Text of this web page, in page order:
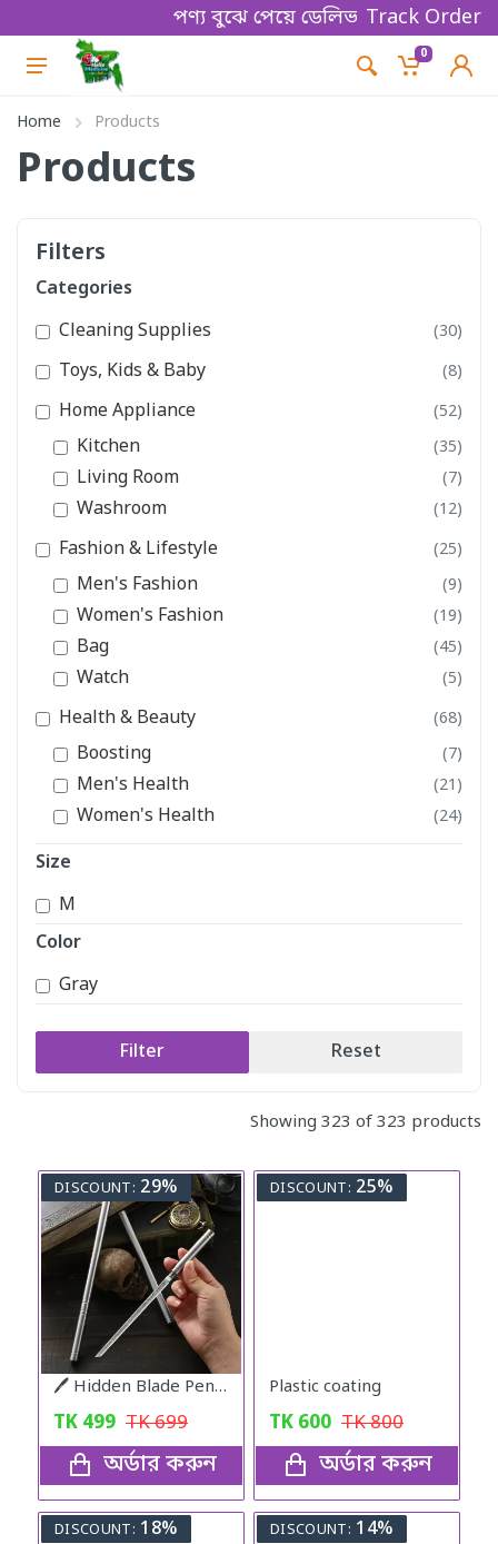
পণ্য বুঝে পেয়ে ডেলিভারি ম্যানকে পেমেন্ট
Track Order
0
Home Products
Products
Filters
Categories
Cleaning Supplies
(30)
Toys, Kids & Baby (8)
Home Appliance (52)
Kitchen (35)
Living Room (7)
Washroom (12)
Fashion & Lifestyle (25)
Men's Fashion (9)
Women's Fashion (19)
Bag (45)
Watch (5)
Health & Beauty (68)
Boosting (7)
Men's Health (21)
Women's Health (24)
Size
M
Color
Gray
Filter Reset
Showing 323 of 323 products
DISCOUNT: 29%
🖊️ Hidden Blade Pen – Self Defense Tactical Tool
TK 499 TK699
অর্ডার করুন
DISCOUNT: 25%
Plastic coating
TK 600 TK800
অর্ডার করুন
DISCOUNT: 18% DISCOUNT: 14%